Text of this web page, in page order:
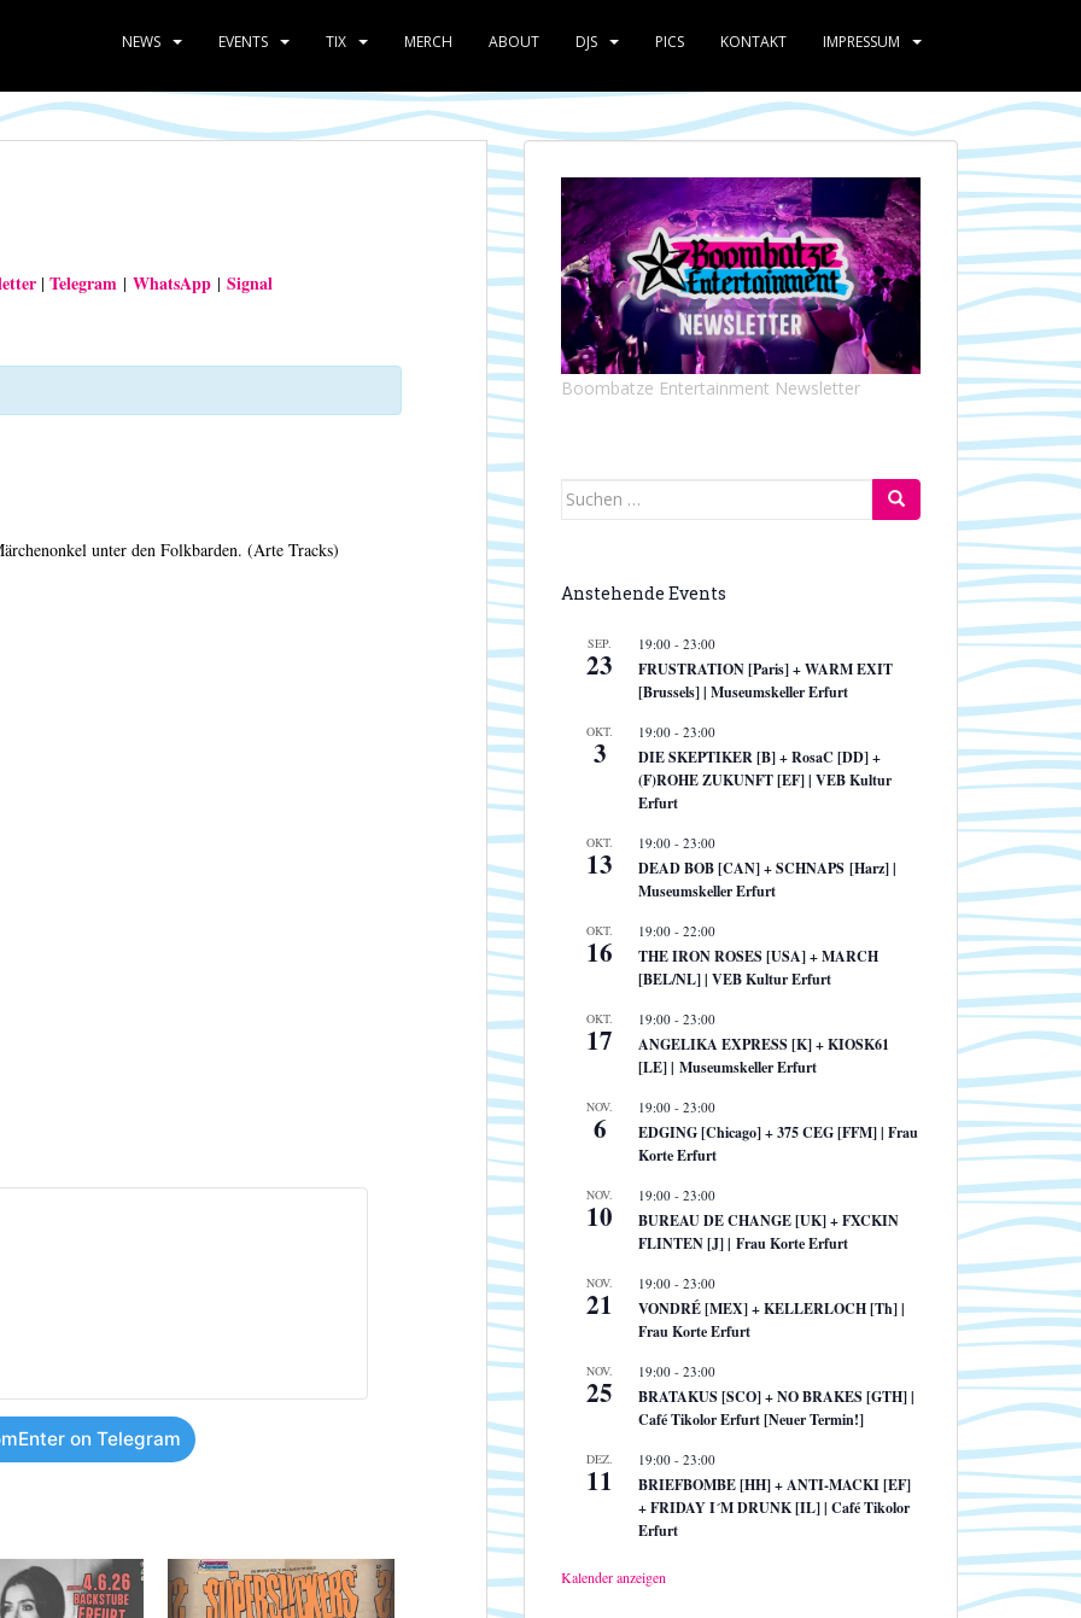
NEWS EVENTS TIX MERCH ABOUT DJS PICS KONTAKT IMPRESSUM
| Telegram | WhatsApp | Signal
unter den Folkbarden. (Arte Tracks)
on Telegram
Boombatze Entertainment Newsletter
Suchen
Anstehende Events
SEP.
23
19:00 - 23:00
FRUSTRATION [Paris] + WARM EXIT
[Brussels] | Museumskeller Erfurt
OKT.
3
19:00 - 23:00
DIE SKEPTIKER [B] + RosaC [DD] +
(F)ROHE ZUKUNFT [EF] | VEB Kultur
Erfurt
OKT.
13
19:00 - 23:00
DEAD BOB [CAN] + SCHNAPS [Harz] |
Museumskeller Erfurt
OKT.
16
19:00 - 22:00
THE IRON ROSES [USA] + MARCH
[BEL/NL] | VEB Kultur Erfurt
OKT.
17
19:00 - 23:00
ANGELIKA EXPRESS [K] + KIOSK61
[LE] | Museumskeller Erfurt
NOV.
6
19:00 - 23:00
EDGING [Chicago] + 375 CEG [FFM] | Frau
Korte Erfurt
NOV.
10
19:00 - 23:00
BUREAU DE CHANGE [UK] + FXCKIN
FLINTEN [J] | Frau Korte Erfurt
NOV.
21
19:00 - 23:00
VONDRÉ [MEX] + KELLERLOCH [Th] |
Frau Korte Erfurt
NOV.
25
19:00 - 23:00
BRATAKUS [SCO] + NO BRAKES [GTH] |
Café Tikolor Erfurt [Neuer Termin!]
DEZ.
11
19:00 - 23:00
BRIEFBOMBE [HH] + ANTI-MACKI [EF]
+ FRIDAY I´M DRUNK [IL] | Café Tikolor
Erfurt
Kalender anzeigen